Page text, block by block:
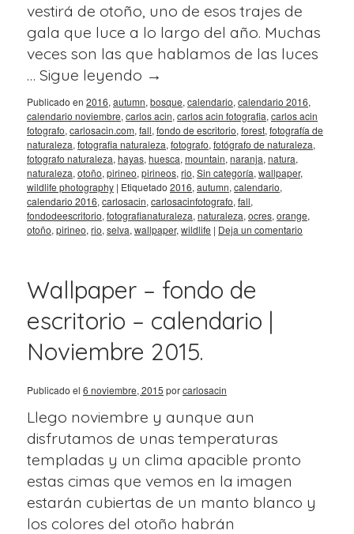
vestirá de otoño, uno de esos trajes de
gala que luce a lo largo del año. Muchas
veces son las que hablamos de las luces
… Sigue leyendo →
Publicado en 2016, autumn, bosque, calendario, calendario 2016,
calendario noviembre, carlos acin, carlos acin fotografia, carlos acin
fotografo, carlosacin.com, fall, fondo de escritorio, forest, fotografía de
naturaleza, fotografia naturaleza, fotografo, fotógrafo de naturaleza,
fotografo naturaleza, hayas, huesca, mountain, naranja, natura,
naturaleza, otoño, pirineo, pirineos, rio, Sin categoría, wallpaper,
wildlife photography | Etiquetado 2016, autumn, calendario,
calendario 2016, carlosacin, carlosacinfotografo, fall,
fondodeescritorio, fotografianaturaleza, naturaleza, ocres, orange,
otoño, pirineo, rio, selva, wallpaper, wildlife | Deja un comentario
Wallpaper – fondo de
escritorio – calendario |
Noviembre 2015.
Publicado el 6 noviembre, 2015 porcarlosacin
Llego noviembre y aunque aun
disfrutamos de unas temperaturas
templadas y un clima apacible pronto
estas cimas que vemos en la imagen
estarán cubiertas de un manto blanco y
los colores del otoño habrán